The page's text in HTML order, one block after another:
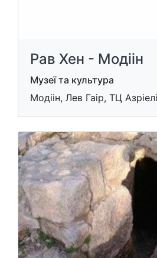
Рав Хен - Модіін
Музеї та культура
Модіін, Лев Гаір, ТЦ